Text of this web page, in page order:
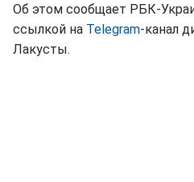
Об этом сообщает РБК-
ссылкой на Telegram-канал
Лакусты.